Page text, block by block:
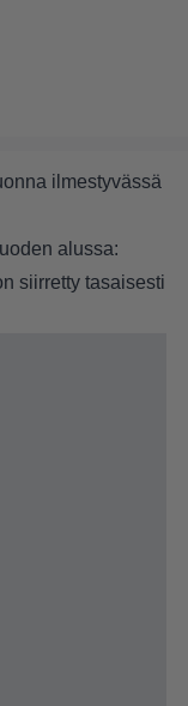
ilmestyvässä
alussa:
siirretty tasaisesti